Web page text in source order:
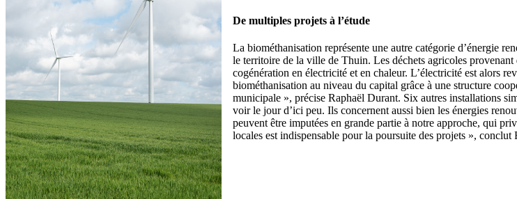
De multiples projets à l’étude
La biométhanisation représente une autre catégorie d’énergie
le territoire de la ville de Thuin. Les déchets agricoles
cogénération en électricité et en chaleur. L’électricité est alors
biométhanisation au niveau du capital grâce à une structure
municipale », précise Raphaël Durant. Six autres installations
voir le jour d’ici peu. Ils concernent aussi bien les énergies
peuvent être imputées en grande partie à notre approche, qui
locales est indispensable pour la poursuite des projets », conclut